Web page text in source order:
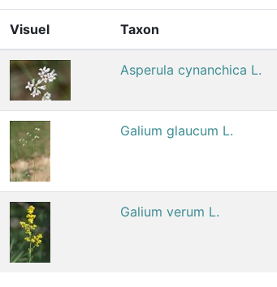
Visuel Taxon
Asperula cynanchica L.
Galium glaucum L.
Galium verum L.